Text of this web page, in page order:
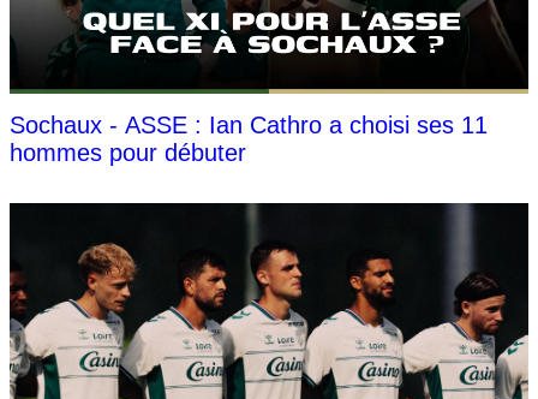
Sochaux - ASSE : Ian Cathro a choisi ses 11
hommes pour débuter